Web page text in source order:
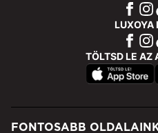
LUXOYA
TÖLTSD LE AZ
FONTOSABB